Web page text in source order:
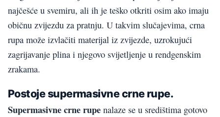
najčešće u svemiru, ali ih je teško otkriti osim ako imaju
običnu zvijezdu za pratnju. U takvim slučajevima, crna
rupa može izvlačiti materijal iz zvijezde, uzrokujući
zagrijavanje plina i njegovo svijetljenje u rendgenskim
zrakama.
Postoje supermasivne crne rupe.
Supermasivne crne rupe nalaze se u središtima gotovo